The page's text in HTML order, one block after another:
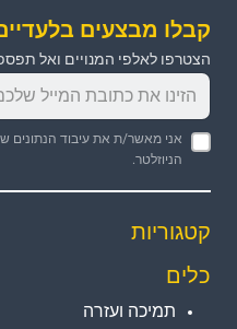
קבלו מבצעים
הצטרפו לאלפי המנויים ואל
אני מאשר/ת את עיבוד הנתונים
הניוזלטר.
קטגוריות
כלים
תמיכה ועזרה